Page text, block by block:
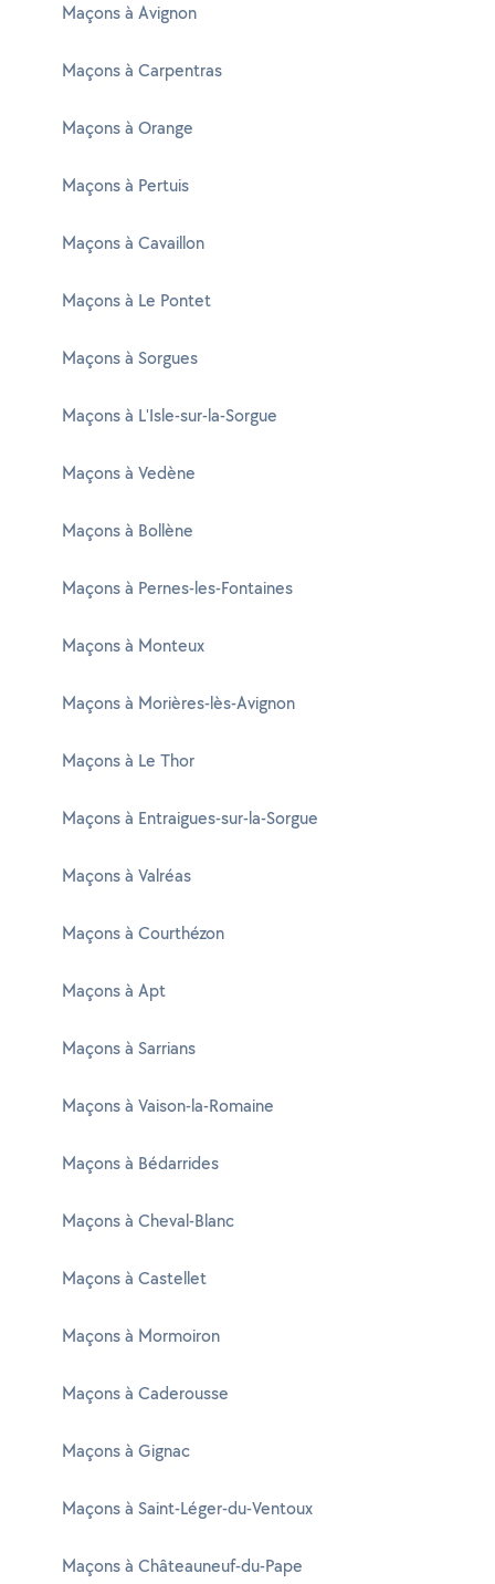
Maçons à Avignon
Maçons à Carpentras
Maçons à Orange
Maçons à Pertuis
Maçons à Cavaillon
Maçons à Le Pontet
Maçons à Sorgues
Maçons à L'Isle-sur-la-Sorgue
Maçons à Vedène
Maçons à Bollène
Maçons à Pernes-les-Fontaines
Maçons à Monteux
Maçons à Morières-lès-Avignon
Maçons à Le Thor
Maçons à Entraigues-sur-la-Sorgue
Maçons à Valréas
Maçons à Courthézon
Maçons à Apt
Maçons à Sarrians
Maçons à Vaison-la-Romaine
Maçons à Bédarrides
Maçons à Cheval-Blanc
Maçons à Castellet
Maçons à Mormoiron
Maçons à Caderousse
Maçons à Gignac
Maçons à Saint-Léger-du-Ventoux
Maçons à Châteauneuf-du-Pape